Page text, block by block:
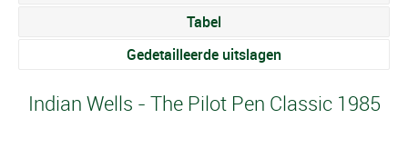
Tabel
Gedetailleerde uitslagen
Indian Wells - The Pilot Pen Classic 1985